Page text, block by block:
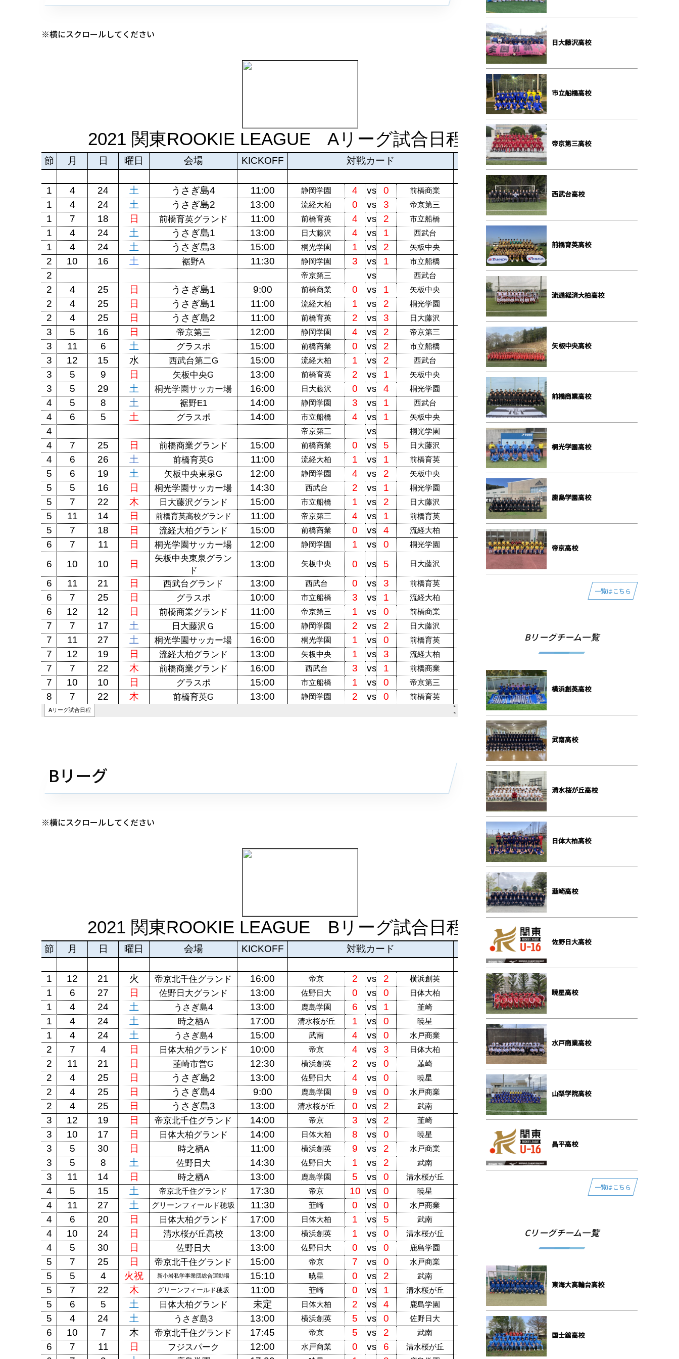
※横にスクロールしてください
Bリーグ
※横にスクロールしてください
⽇⼤藤沢⾼校
市⽴船橋⾼校
帝京第三⾼校
⻄武台⾼校
前橋育英⾼校
流通経済⼤柏⾼校
⽮板中央⾼校
前橋商業⾼校
桐光学園⾼校
⿅島学園⾼校
帝京⾼校
一覧はこちら
Bリーグチーム一覧
横浜創英⾼校
武南⾼校
清⽔桜が丘⾼校
⽇体⼤柏⾼校
韮崎⾼校
佐野⽇⼤⾼校
暁星⾼校
⽔⼾商業⾼校
⼭梨学院⾼校
昌平⾼校
一覧はこちら
Cリーグチーム一覧
東海⼤⾼輪台⾼校
国⼠舘⾼校